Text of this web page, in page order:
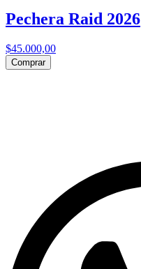
Pechera Raid 2026
$45.000,00
Comprar